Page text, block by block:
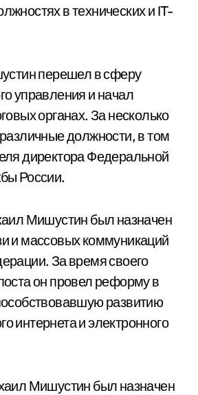
в технических и IT-
перешел в сферу
управления и начал
органах. За несколько
должности, в том
директора Федеральной
России.
Мишустин был назначен
и массовых коммуникаций
За время своего
он провел реформу в
развитию
интернета и электронного
Мишустин был назначен